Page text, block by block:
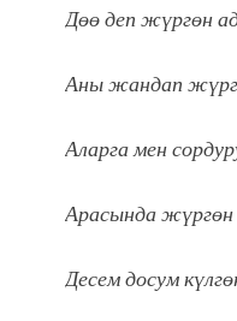
Дөө деп жүргөн
Аны жандап
Аларга мен
Арасында
Десем досум